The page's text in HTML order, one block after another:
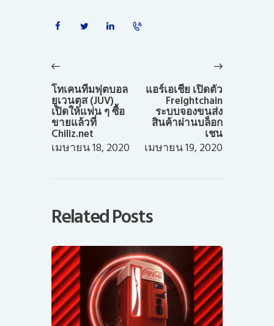
เรื่อง
post:
โทเคนทีมฟุตบอล
ยูเวนตุส (JUV)
เปิดให้แฟน ๆ ซื้อ
ขายแล้วที่
Chiliz.net
เมษายน 18, 2020
แอร์เอเชีย เปิดตัว
Freightchain
ระบบจองขนส่ง
สินค้าผ่านบล็อก
เชน
เมษายน 19, 2020
Related Posts